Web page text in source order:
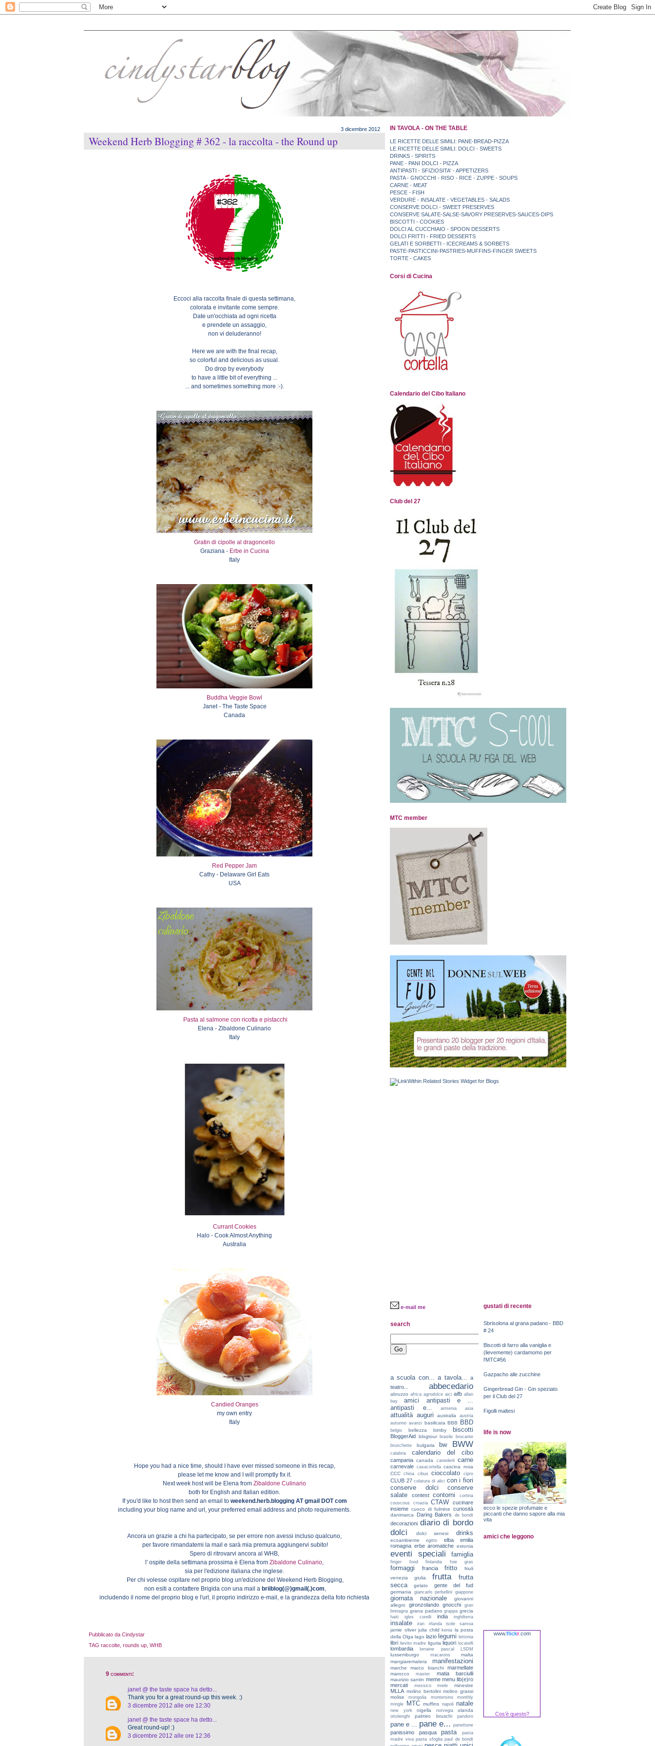
3 dicembre 2012
Weekend Herb Blogging # 362 - la raccolta - the Round up
Eccoci alla raccolta finale di questa settimana,
colorata e invitante come sempre.
Date un'occhiata ad ogni ricetta
e prendete un assaggio,
non vi deluderanno!
Here we are with the final recap,
so colorful and delicious as usual.
Do drop by everybody
to have a little bit of everything ...
... and sometimes something more :-).
Gratin di cipolle al dragoncello
Graziana - Erbe in Cucina
Italy
Buddha Veggie Bowl
Janet - The Taste Space
Canada
Red Pepper Jam
Cathy - Delaware Girl Eats
USA
Pasta al salmone con ricotta e pistacchi
Elena - Zibaldone Culinario
Italy
Currant Cookies
Halo - Cook Almost Anything
Australia
Candied Oranges
my own entry
Italy
Hope you had a nice time, should I have ever missed someone in this recap,
please let me know and I will promptly fix it.
Next week host will be Elena from Zibaldone Culinario
both for English and Italian edition.
If you'd like to host then send an email toweekend.herb.blogging AT gmail DOT com
including your blog name and url, your preferred email address and photo requirements.
Ancora un grazie a chi ha partecipato, se per errore non avessi incluso qualcuno,
per favore rimandatemi la mail e sarà mia premura aggiungervi subito!
Spero di ritrovarvi ancora al WHB,
l' ospite della settimana prossima è Elena from Zibaldone Culinario,
sia per l'edizione italiana che inglese.
Per chi volesse ospitare nel proprio blog un'edizione del Weekend Herb Blogging,
non esiti a contattere Brigida con una mail a briiblog(@)gmail(.)com,
includendo il nome del proprio blog e l'url, il proprio indirizzo e-mail, e la grandezza della foto richiesta
Pubblicato da Cindystar
TAG raccolte rounds up WHB
9 commenti:
janet @ the taste space ha detto...
Thank you for a great round-up this week. :)
3 dicembre 2012 alle ore 12:30
janet @ the taste space ha detto...
Great round-up! :)
3 dicembre 2012 alle ore 12:36
IN TAVOLA - ON THE TABLE
LE RICETTE DELLE SIMILI: PANE-BREAD-PIZZA
LE RICETTE DELLE SIMILI: DOLCI - SWEETS
DRINKS - SPIRITS
PANE - PANI DOLCI - PIZZA
ANTIPASTI - SFIZIOSITA' - APPETIZERS
PASTA - GNOCCHI - RISO - RICE - ZUPPE - SOUPS
CARNE - MEAT
PESCE - FISH
VERDURE - INSALATE - VEGETABLES - SALADS
CONSERVE DOLCI - SWEET PRESERVES
CONSERVE SALATE-SALSE-SAVORY PRESERVES-SAUCES-DIPS
BISCOTTI - COOKIES
DOLCI AL CUCCHIAIO - SPOON DESSERTS
DOLCI FRITTI - FRIED DESSERTS
GELATI E SORBETTI - ICECREAMS & SORBETS
PASTE-PASTICCINI-PASTRIES-MUFFINS-FINGER SWEETS
TORTE - CAKES
Corsi di Cucina
Calendario del Cibo Italiano
Club del 27
MTC member
e-mail me
search
a scuola con... a tavola... a
teatro...
abbecedario
abruzzo africa agrodolce aici aifb allan
bay
amici
antipasti e ...
antipasti e...
armenia asia
attualità auguri australia
austria
autunno avanzi basilicata BBB BBD
belgio bellezza bimby biscotti
BloggerAid blogtour brasile
brocante
bruschette
bulgaria bw BWW
calabria calendario del cibo
campania canada canederli carne
carnevale casacortella cascina rosa
CCC
china cibus cioccolato cipro
CLUB 27 colatura di alici con i fiori
conserve dolci
conserve
salate
contest contorni
cortina
couscous
croazia CTAW
cucinare
insieme cuoco di fulmine curiosità
danimarca Daring Bakers de bondt
decorazioni diario di bordo
dolci
dolci senesi drinks
ecoambiente egitto elba
emilia
romagna erbe aromatiche estonia
eventi speciali famiglia
finger food finlandia foie gras
formaggi francia fritto
friuli
venezia giulia
frutta
frutta
secca
gelato gente del fud
germania giancarlo perbellini giappone
giornata nazionale
giovanni
allegro
gironzolando gnocchi
gran
bretagna grana padano grappa grecia
haiti igles corelli india inghilterra
insalate iran irlanda isole samoa
jamie oliver julia child kenia la posta
della Olga lago lazio legumi lettonia
libri lievito madre liguria liquori locatelli
lombardia lorraine pascal LSDM
lussemburgo macarons
malta
mangiarematera
manifestazioni
marche marco bianchi marmellate
marocco master matia barciulli
maurizio santin meme menu lib(e)ro
mercati
messico miele minestre
MLLA molino bertolini molino grassi
molise
mongolia montersino
monthly
mingle
MTC muffins napoli natale
new york nigella norvegia olanda
ottolenghi palmiro bruschi pandoro
pane e ... pane e... panettone
panissimo pasqua pasta
pasta
madre viva pasta sfoglia paul de bondt
gustati di recente
Sbrisolona al grana padano - BBD
# 24
Biscotti di farro alla vaniglia e
(lievemente) cardamomo per
l'MTC#56
Gazpacho alle zucchine
Gingerbread Gin - Gin speziato
per il Club del 27
Figolli maltesi
life is now
ecco le spezie profumate e
piccanti che danno sapore alla mia
vita
amici che leggono
www.flickr.com
Cos’è questo?